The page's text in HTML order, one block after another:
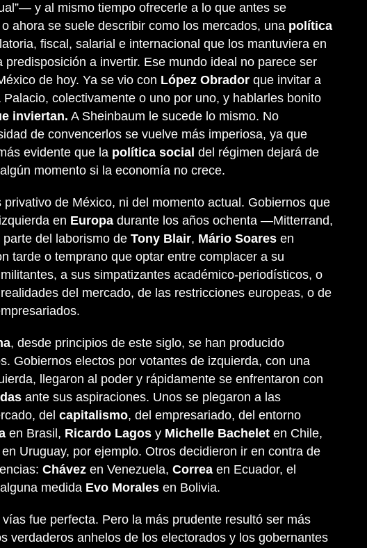
y al mismo tiempo ofrecerle a lo que antes se
o ahora se suele describir como los mercados, una política
fiscal, salarial e internacional que los mantuviera en
predisposición a invertir. Ese mundo ideal no parece ser
de hoy. Ya se vio con López Obrador que invitar a
Palacio, colectivamente o uno por uno, y hablarles bonito
inviertan. A Sheinbaum le sucede lo mismo. No
de convencerlos se vuelve más imperiosa, ya que
evidente que la política social del régimen dejará de
momento si la economía no crece.
privativo de México, ni del momento actual. Gobiernos que
en Europa durante los años ochenta —Mitterrand,
parte del laborismo de Tony Blair, Mário Soares en
tarde o temprano que optar entre complacer a su
a sus simpatizantes académico-periodísticos, o
del mercado, de las restricciones europeas, o de
, desde principios de este siglo, se han producido
Gobiernos electos por votantes de izquierda, con una
llegaron al poder y rápidamente se enfrentaron con
ante sus aspiraciones. Unos se plegaron a las
del capitalismo, del empresariado, del entorno
en Brasil, Ricardo Lagos y Michelle Bachelet en Chile,
en Uruguay, por ejemplo. Otros decidieron ir en contra de
Chávez en Venezuela, Correa en Ecuador, el
medida Evo Morales en Bolivia.
fue perfecta. Pero la más prudente resultó ser más
verdaderos anhelos de los electorados y los gobernantes